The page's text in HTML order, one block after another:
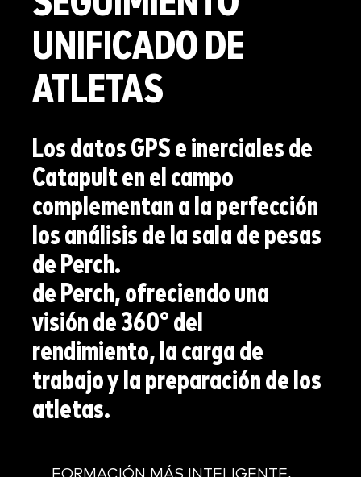
UNIFICADO DE
ATLETAS
Los datos GPS e inerciales de
Catapult en el campo
complementan a la perfección
los análisis de la sala de pesas
de Perch.
de Perch, ofreciendo una
visión de 360° del
rendimiento, la carga de
trabajo y la preparación de los
atletas.